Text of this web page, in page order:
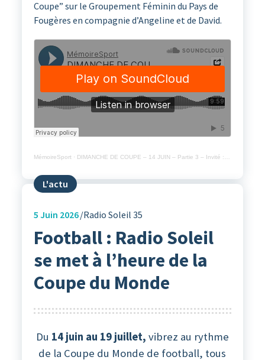
Coupe” sur le Groupement Féminin du Pays de
Fougères en compagnie d’Angeline et de David.
MémoireSport · DIMANCHE DE COUPE – 14 JUIN – Partie 3 – Invité : le Groupement féminin du Pays de Fougères
L'actu
5 Juin 2026 Radio Soleil 35
Football : Radio Soleil
se met à l’heure de la
Coupe du Monde
Du 14 juin au 19 juillet, vibrez au rythme
de la Coupe du Monde de football, tous